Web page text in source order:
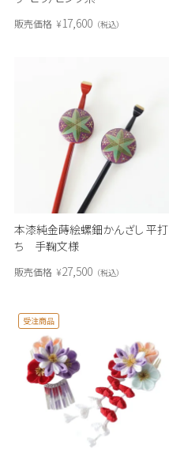
販売価格 ¥17,600 税込
本漆純金蒔絵螺鈿かんざし 平打
ち 手鞠文様
販売価格 ¥27,500 税込
受注商品